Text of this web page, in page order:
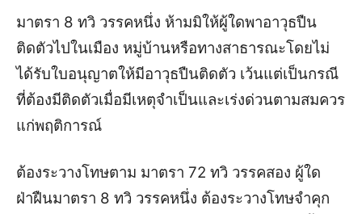
มาตรา 8 ทวิ วรรคหนึ่ง ห้ามมิให้ผู้ใดพาอาวุธปืน
ติดตัวไปในเมือง หมู่บ้านหรือทางสาธารณะโดยไม่
ได้รับใบอนุญาตให้มีอาวุธปืนติดตัว เว้นแต่เป็นกรณี
ที่ต้องมีติดตัวเมื่อมีเหตุจำเป็นและเร่งด่วนตามสมควร
แก่พฤติการณ์
ต้องระวางโทษตาม มาตรา 72 ทวิ วรรคสอง ผู้ใด
ฝ่าฝืนมาตรา 8 ทวิ วรรคหนึ่ง ต้องระวางโทษจำคุก